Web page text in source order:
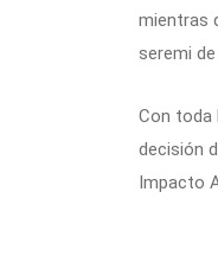
mientras
seremi
Con toda
decisión
Impacto